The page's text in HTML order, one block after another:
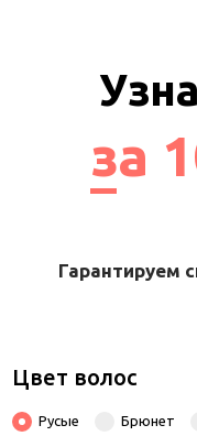
за
Гарантируем
Цвет волос
Русые Брюнет